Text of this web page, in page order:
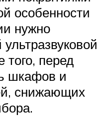
особенности
нужно
того, перед
шкафов и
снижающих